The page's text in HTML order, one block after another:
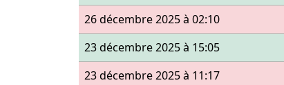
26 décembre 2025 à 02:10
23 décembre 2025 à 15:05
23 décembre 2025 à 11:17